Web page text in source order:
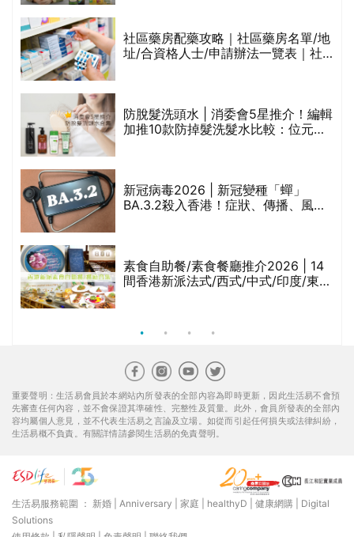
社區藥房配藥攻略｜社區藥房名單/地
址/合資格人士/申請辦法一覽表｜社
防脫髮洗頭水 | 消委會5星推介！編輯
加推10款防掉髮洗髮水比較：位元
新冠病毒2026 | 新冠變種「蟬」
BA.3.2殺入香港！症狀、傳播、風險
素食自助餐/素食餐廳推介2026 | 14
間香港新派法式/西式/中式/印度/東南
重要聲明：生活易會員於本網站內所發表的全部內容為即時更新，因此生活易不會預
先審查任何內容，並不會保證其準確性、完整性及質量。此外，會員所發表的全部內
容均屬個人意見，並不代表生活易之言論及立場。如從而引起任何損失或法律糾紛，
生活易概不負責。有關詳情請參閱生活易的免責聲明。
生活易服務範圍 ： 新婚 Anniversary 家庭 healthyD 健康網購
Digital
Solutions